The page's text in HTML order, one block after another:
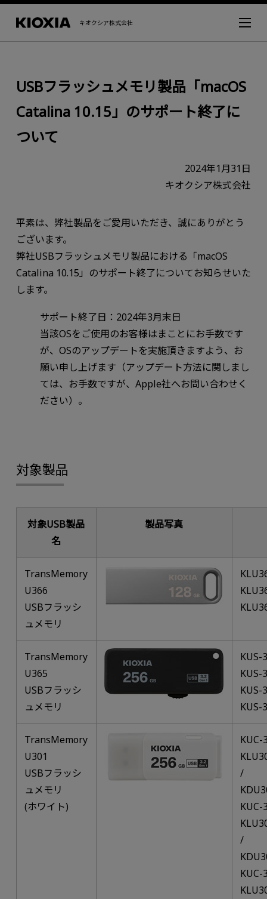
キオクシア株式会社
USBフラッシュメモリ製品「macOS
Catalina 10.15」のサポート終了に
ついて
2024年1月31日
キオクシア株式会社
平素は、弊社製品をご愛用いただき、誠にありがとう
ございます。
弊社USBフラッシュメモリ製品における「macOS
Catalina 10.15」のサポート終了についてお知らせいた
します。
サポート終了日：2024年3月末日
当該OSをご使用のお客様はまことにお手数です
が、OSのアップデートを実施頂きますよう、お
願い申し上げます（アップデート方法に関しまし
ては、お手数ですが、Apple社へお問い合わせく
ださい）。
対象製品
対象USB製品
名
製品写真
TransMemory
U366
USBフラッシ
ュメモリ
TransMemory
U365
USBフラッシ
ュメモリ
KUS-
KUS-
KUS-
KUS-
TransMemory
U301
USBフラッシ
ュメモリ
(ホワイト)
KUC-
/
KUC-
/
KUC-